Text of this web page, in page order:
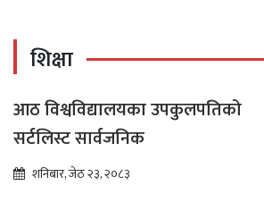
शिक्षा
आठ विश्वविद्यालयका उपकुलपतिको
सर्टलिस्ट सार्वजनिक
शनिबार, जेठ २३, २०८३